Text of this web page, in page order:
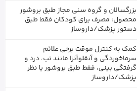
بزرگسالان و گروه سنی مجاز طبق بروشور
محصول؛ مصرف برای کودکان فقط طبق
دستور پزشک/داروساز
کمک به کنترل موقت برخی علائم
سرماخوردگی و آنفلوآنزا مانند تب، درد و
گرفتگی بینی، فقط طبق بروشور یا نظر
پزشک/داروساز